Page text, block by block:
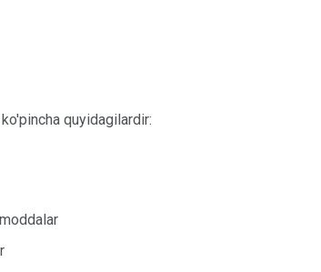
quyidagilardir: